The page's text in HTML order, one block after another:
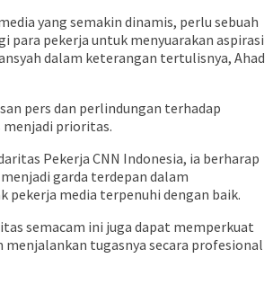
yang semakin dinamis, perlu sebuah
para pekerja untuk menyuarakan aspirasi
dalam keterangan tertulisnya, Ahad
pers dan perlindungan terhadap
menjadi prioritas.
Pekerja CNN Indonesia, ia berharap
garda terdepan dalam
pekerja media terpenuhi dengan baik.
semacam ini juga dapat memperkuat
menjalankan tugasnya secara profesional